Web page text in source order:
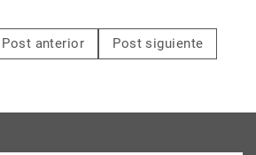
Post anterior Post siguiente